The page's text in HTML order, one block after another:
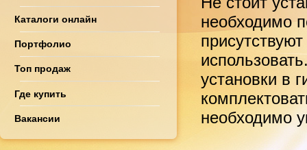
Каталоги онлайн
Портфолио
Топ продаж
Где купить
Вакансии
необходимо
установки в
необходимо